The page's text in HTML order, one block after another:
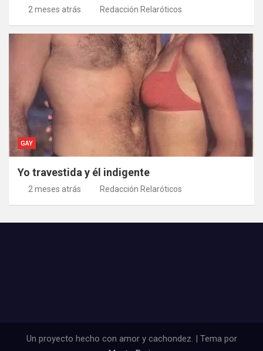
2 meses atrás Redacción Relaróticos
GAY
Yo travestida y él indigente
2 meses atrás Redacción Relaróticos
Un proyecto hecho con amor y cachondez. | Tema por